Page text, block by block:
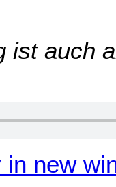
ist auch
in new